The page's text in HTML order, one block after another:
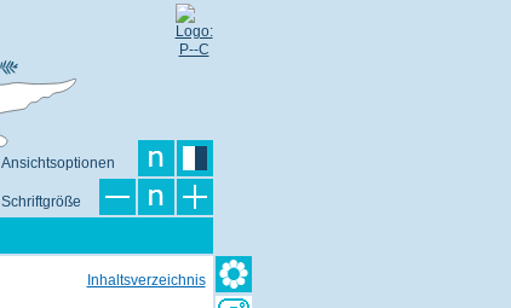
Ansichtsoptionen
Schriftgröße
Inhaltsverzeichnis